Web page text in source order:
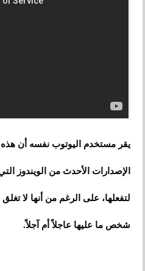
يقر مستخدم اليوتوب نفسه أن هذه
الإصدارات الأحدث من الويندوز
لتفعلها، على الرغم من أنها لا
شخص ما عليها عاجلاً أم آجلاً.